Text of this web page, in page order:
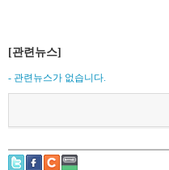
[관련뉴스]
- 관련뉴스가 없습니다.